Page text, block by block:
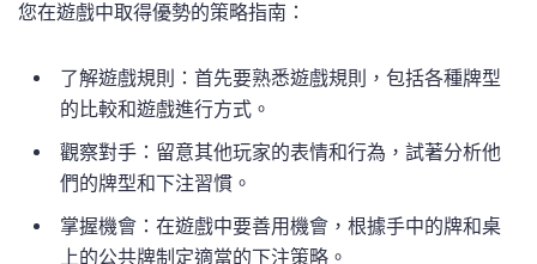
您在遊戲中取得優勢的策略指南：
了解遊戲規則：首先要熟悉遊戲規則，包括各種牌型
的比較和遊戲進行方式。
觀察對手：留意其他玩家的表情和行為，試著分析他
們的牌型和下注習慣。
掌握機會：在遊戲中要善用機會，根據手中的牌和桌
上的公共牌制定適當的下注策略。